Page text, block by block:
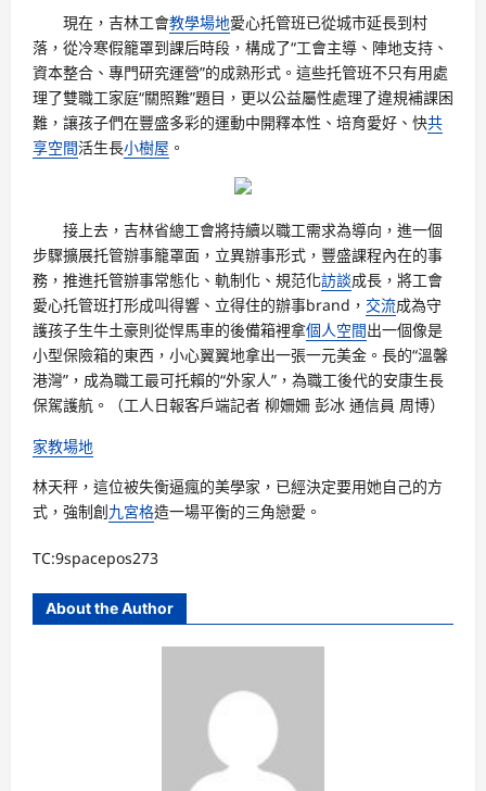
現在，吉林工會教學場地愛心托管班已從城市延長到村
落，從冷寒假籠罩到課后時段，構成了“工會主導、陣地支持、
資本整合、專門研究運營”的成熟形式。這些托管班不只有用處
理了雙職工家庭“關照難”題目，更以公益屬性處理了違規補課困
難，讓孩子們在豐盛多彩的運動中開釋本性、培育愛好、快共
享空間活生長小樹屋 。
接上去，吉林省總工會將持續以職工需求為導向，進一個
步驟擴展托管辦事籠罩面，立異辦事形式，豐盛課程內在的事
務，推進托管辦事常態化、軌制化、規范化訪談成長，將工會
愛心托管班打形成叫得響、立得住的辦事brand， 交流成為守
護孩子生牛土豪則從悍馬車的後備箱裡拿個人空間出一個像是
小型保險箱的東西，小心翼翼地拿出一張一元美金。長的“溫馨
港灣”，成為職工最可托賴的“外家人”，為職工後代的安康生長
保駕護航。（工人日報客戶端記者 柳姍姍 彭冰 通信員 周博）
家教場地
林天秤，這位被失衡逼瘋的美學家，已經決定要用她自己的方
式，強制創九宮格造一場平衡的三角戀愛。
TC:9spacepos273
About the Author